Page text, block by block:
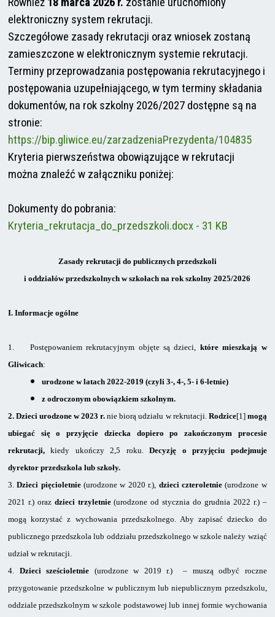
elektroniczny system rekrutacji.
Szczegółowe zasady rekrutacji oraz wniosek zostaną
zamieszczone w elektronicznym systemie rekrutacji.
Terminy przeprowadzania postępowania rekrutacyjnego i
postępowania uzupełniającego, w tym terminy składania
dokumentów, na rok szkolny 2026/2027 dostępne są na
stronie:
https://bip.gliwice.eu/zarzadzeniaPrezydenta/104835
Kryteria pierwszeństwa obowiązujące w rekrutacji
można znaleźć w załączniku poniżej:
Dokumenty do pobrania:
Kryteria_rekrutacja_do_przedszkoli.docx - 31 KB
Zasady rekrutacji do publicznych przedszkoli
i oddziałów przedszkolnych w szkołach na rok szkolny 2025/2026
I. Informacje ogólne
1. Postępowaniem rekrutacyjnym objęte są dzieci, które mieszkają w
Gliwicach:
urodzone w latach 2022-2019 (czyli 3-, 4-, 5- i 6-letnie)
z odroczonym obowiązkiem szkolnym.
2. Dzieci urodzonew 2023 r. nie biorą udziału w rekrutacji. Rodzice[1]mogą
ubiegać się o przyjęcie dziecka dopiero po zakończonym procesie
rekrutacji,kiedy ukończy 2,5 roku.Decyzję o przyjęciu podejmuje
dyrektor przedszkola lub szkoły.
3. Dzieci pięcioletnie(urodzone w 2020 r.), dzieci czteroletnie(urodzone w
2021 r.) oraz dzieci trzyletnie(urodzone od stycznia do grudnia 2022 r.) –
mogą korzystać z wychowania przedszkolnego. Aby zapisać dziecko do
publicznego przedszkola lub oddziału przedszkolnego w szkole należy wziąć
udział w rekrutacji.
4. Dzieci sześcioletnie (urodzone w 2019 r.) – muszą odbyć roczne
przygotowanie przedszkolne w publicznym lub niepublicznym przedszkolu,
oddziale przedszkolnym w szkole podstawowej lub innej formie wychowania